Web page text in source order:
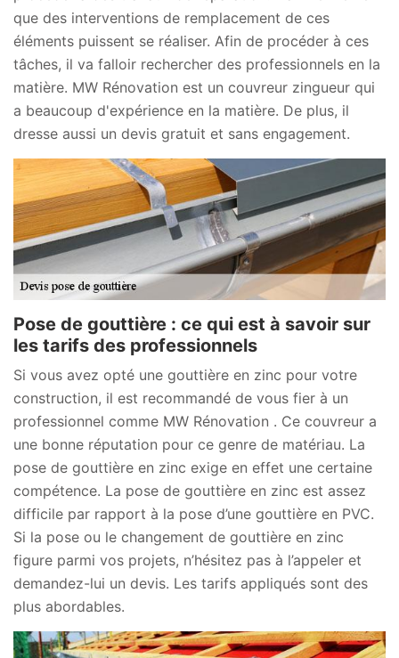
que des interventions de remplacement de ces
éléments puissent se réaliser. Afin de procéder à ces
tâches, il va falloir rechercher des professionnels en la
matière. MW Rénovation est un couvreur zingueur qui
a beaucoup d'expérience en la matière. De plus, il
dresse aussi un devis gratuit et sans engagement.
Pose de gouttière : ce qui est à savoir sur
les tarifs des professionnels
Si vous avez opté une gouttière en zinc pour votre
construction, il est recommandé de vous fier à un
professionnel comme MW Rénovation . Ce couvreur a
une bonne réputation pour ce genre de matériau. La
pose de gouttière en zinc exige en effet une certaine
compétence. La pose de gouttière en zinc est assez
difficile par rapport à la pose d’une gouttière en PVC.
Si la pose ou le changement de gouttière en zinc
figure parmi vos projets, n’hésitez pas à l’appeler et
demandez-lui un devis. Les tarifs appliqués sont des
plus abordables.